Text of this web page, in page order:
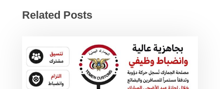
Related Posts